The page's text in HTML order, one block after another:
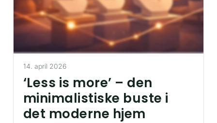
‘Less is more’ – den
minimalistiske buste i
det moderne hjem
14. april 2026